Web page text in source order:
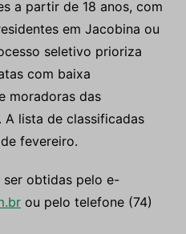
a partir de 18 anos, com
em Jacobina ou
seletivo prioriza
com baixa
moradoras das
lista de classificadas
fevereiro.
ser obtidas pelo e-
ou pelo telefone (74)